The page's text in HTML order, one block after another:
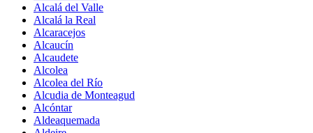
Alcalá del Valle
Alcalá la Real
Alcaracejos
Alcaucín
Alcaudete
Alcolea
Alcolea del Río
Alcudia de Monteagud
Alcóntar
Aldeaquemada